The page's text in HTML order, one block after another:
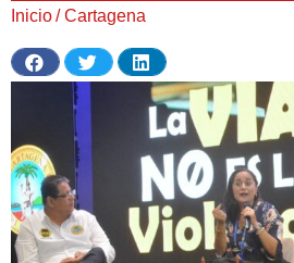
Inicio/ Cartagena